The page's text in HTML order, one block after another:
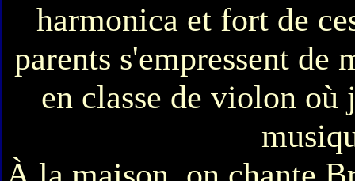
harmonica et fort de
parents s'empressent de
en classe de violon où